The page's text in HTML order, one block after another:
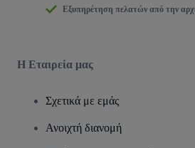
Εξυπηρέτηση πελατών από την
Η Εταιρεία μας
Σχετικά με εμάς
Ανοιχτή διανομή